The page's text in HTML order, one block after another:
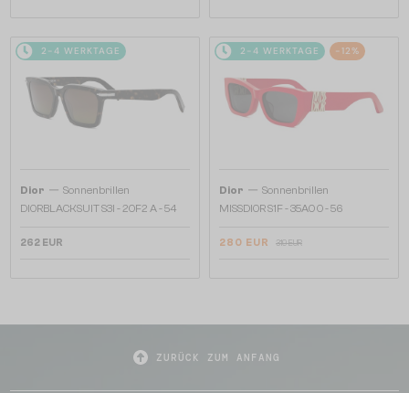
2-4 WERKTAGE
Dior — Sonnenbrillen
DIORBLACKSUIT S3I - 20F2 A - 54
262 EUR
2-4 WERKTAGE -12%
Dior — Sonnenbrillen
MISSDIOR S1F - 35A0 O - 56
280 EUR 319 EUR
ZURÜCK ZUM ANFANG